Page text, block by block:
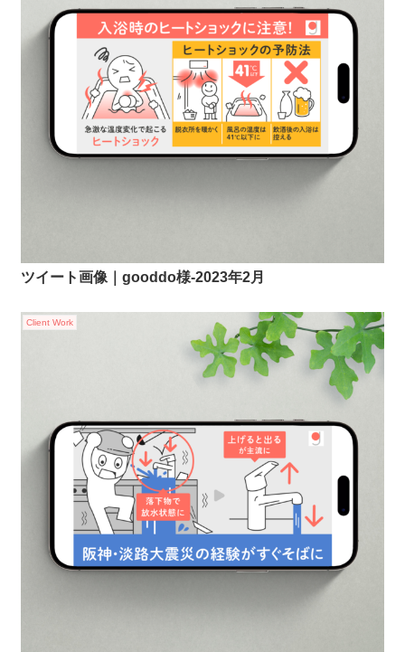
ツイート画像｜gooddo様-2023年2月
Client Work